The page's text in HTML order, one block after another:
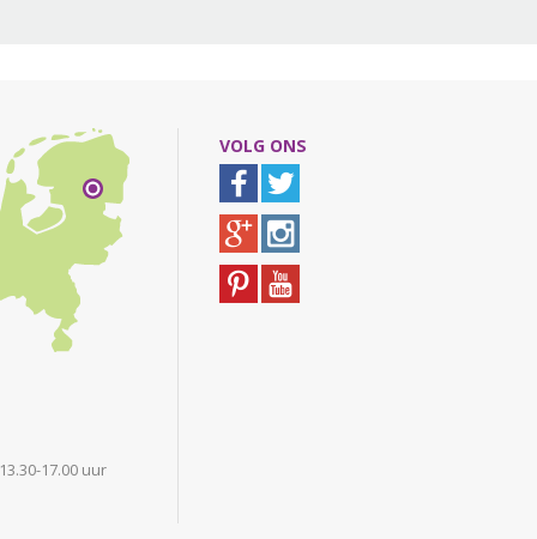
17.00 uur
VOLG ONS